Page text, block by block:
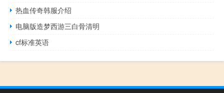
热血传奇韩服介绍
电脑版造梦西游三白骨清明
cf标准英语